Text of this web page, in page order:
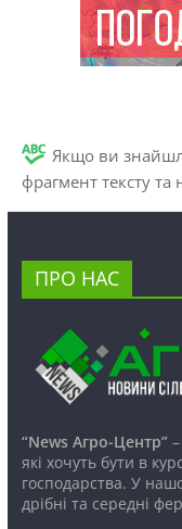
Якщо ви
фрагмент тексту та
ПРО НАС
“News Агро-Центр”–
які хочуть бути в
господарства. У
дрібні та середні